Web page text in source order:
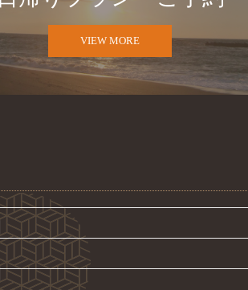
VIEW MORE